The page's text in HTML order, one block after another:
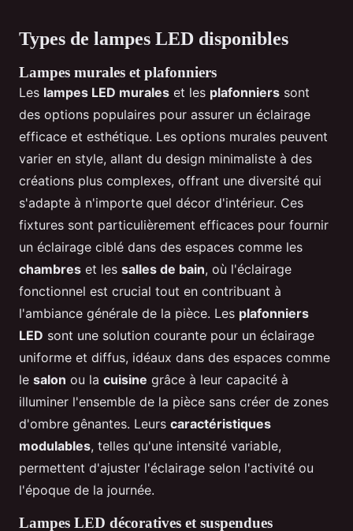
Types de lampes LED disponibles
Lampes murales et plafonniers
Les lampes LED murales et les plafonniers sont
des options populaires pour assurer un éclairage
efficace et esthétique. Les options murales peuvent
varier en style, allant du design minimaliste à des
créations plus complexes, offrant une diversité qui
s'adapte à n'importe quel décor d'intérieur. Ces
fixtures sont particulièrement efficaces pour fournir
un éclairage ciblé dans des espaces comme les
chambres et les salles de bain, où l'éclairage
fonctionnel est crucial tout en contribuant à
l'ambiance générale de la pièce. Les plafonniers
LED sont une solution courante pour un éclairage
uniforme et diffus, idéaux dans des espaces comme
le salon ou la cuisine grâce à leur capacité à
illuminer l'ensemble de la pièce sans créer de zones
d'ombre gênantes. Leurs caractéristiques
modulables, telles qu'une intensité variable,
permettent d'ajuster l'éclairage selon l'activité ou
l'époque de la journée.
Lampes LED décoratives et suspendues